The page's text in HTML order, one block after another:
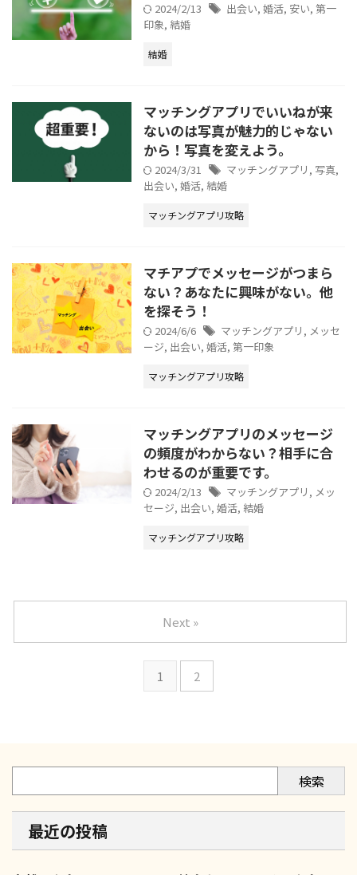
2024/2/13 出会い, 婚活, 安い, 第一
印象, 結婚
結婚
マッチングアプリでいいねが来
ないのは写真が魅力的じゃない
から！写真を変えよう。
2024/3/31 マッチングアプリ , 写真,
出会い, 婚活, 結婚
マッチングアプリ攻略
マチアプでメッセージがつまら
ない？あなたに興味がない。他
を探そう！
2024/6/6 マッチングアプリ , メッセ
ージ, 出会い, 婚活, 第一印象
マッチングアプリ攻略
マッチングアプリのメッセージ
の頻度がわからない？相手に合
わせるのが重要です。
2024/2/13 マッチングアプリ , メッ
セージ, 出会い, 婚活, 結婚
マッチングアプリ攻略
1 2
Next »
検索
最近の投稿